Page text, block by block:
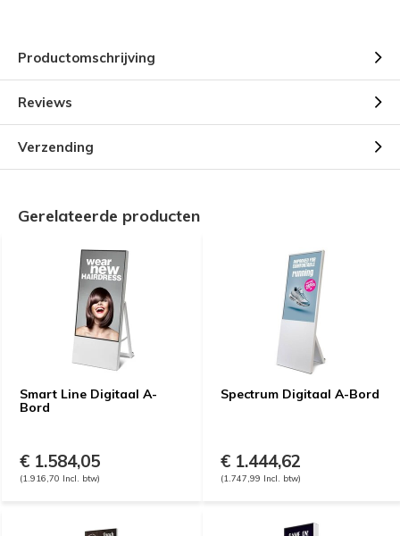
Productomschrijving
Reviews
Verzending
Gerelateerde producten
Smart Line Digitaal A-
Bord
€ 1.584,05
(1.916,70 Incl. btw)
Spectrum Digitaal A-Bord
€ 1.444,62
(1.747,99 Incl. btw)